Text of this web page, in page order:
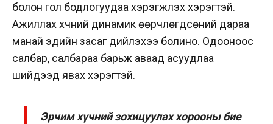
болон гол бодлогуудаа хэрэгжүүлэх хэрэгтэй.
Ажиллах хүчний динамик өөрчлөгдсөний дараа
манай эдийн засаг дийлэхээ болино. Одооноос
салбар, салбараа барьж аваад асуудлаа
шийдээд явах хэрэгтэй.
Эрчим хүчний зохицуулах хорооны бие